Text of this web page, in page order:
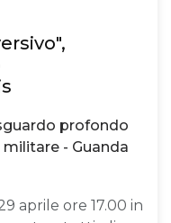
profondo
- Guanda
aprile ore 17.00 in